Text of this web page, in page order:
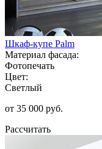
Шкаф-купе Palm
Материал фасада:
Фотопечать
Цвет:
Светлый
от 35 000 руб.
Рассчитать